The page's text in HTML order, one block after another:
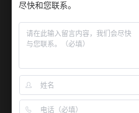
尽快和您联系。